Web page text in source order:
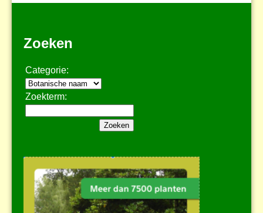
Zoeken
Categorie:
Zoekterm: